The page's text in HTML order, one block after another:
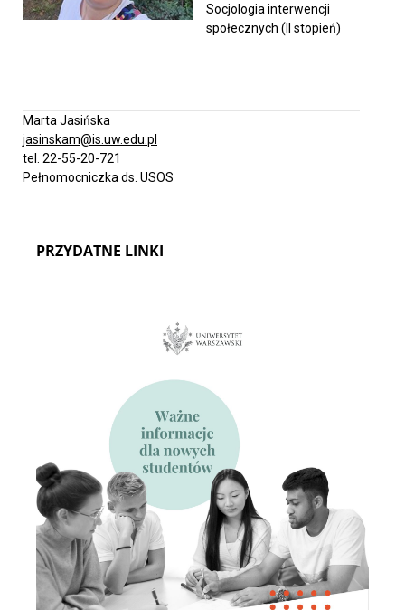
Ważne dokumenty
Aktualności studenckie
Koła naukowe studentów
I stopień: socjologia
II stopień: socjologia
II stopień: socjologia cyfrowa
II stopień: język i społeczeństwo
II stopień: socjologia życia publicznego d.
Socjologia interwencji
społecznych (II stopień)
Marta Jasińska
jasinskam@is.uw.edu.pl
tel. 22-55-20-721
Pełnomocniczka ds. USOS
PRZYDATNE LINKI